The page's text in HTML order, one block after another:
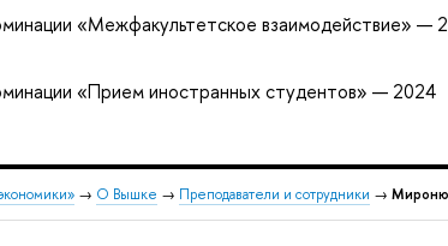
«Межфакультетское взаимодействие» —
«Прием иностранных студентов» — 2024
→ О Вышке → Преподаватели и сотрудники →